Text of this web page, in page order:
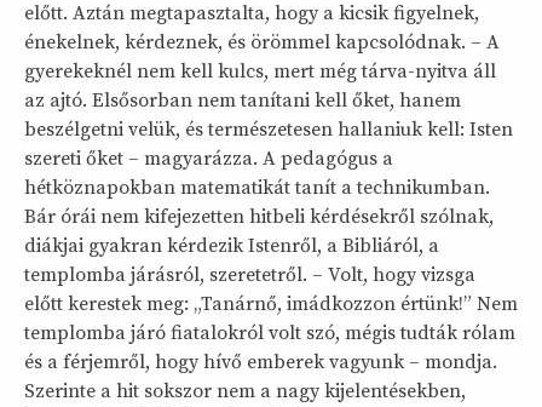
előtt. Aztán megtapasztalta, hogy a kicsik figyelnek,
énekelnek, kérdeznek, és örömmel kapcsolódnak. – A
gyerekeknél nem kell kulcs, mert még tárva-nyitva áll
az ajtó. Elsősorban nem tanítani kell őket, hanem
beszélgetni velük, és természetesen hallaniuk kell: Isten
szereti őket – magyarázza. A pedagógus a
hétköznapokban matematikát tanít a technikumban.
Bár órái nem kifejezetten hitbeli kérdésekről szólnak,
diákjai gyakran kérdezik Istenről, a Bibliáról, a
templomba járásról, szeretetről. – Volt, hogy vizsga
előtt kerestek meg: „Tanárnő, imádkozzon értünk!” Nem
templomba járó fiatalokról volt szó, mégis tudták rólam
és a férjemről, hogy hívő emberek vagyunk – mondja.
Szerinte a hit sokszor nem a nagy kijelentésekben,